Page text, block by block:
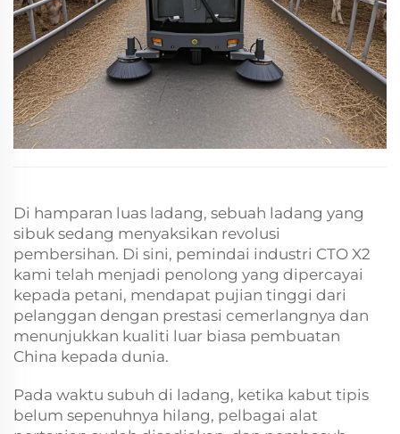
Di hamparan luas ladang, sebuah ladang yang
sibuk sedang menyaksikan revolusi
pembersihan. Di sini, pemindai industri CTO X2
kami telah menjadi penolong yang dipercayai
kepada petani, mendapat pujian tinggi dari
pelanggan dengan prestasi cemerlangnya dan
menunjukkan kualiti luar biasa pembuatan
China kepada dunia.
Pada waktu subuh di ladang, ketika kabut tipis
belum sepenuhnya hilang, pelbagai alat